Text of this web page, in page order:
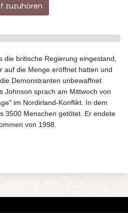
zuzuhören
die britische Regierung eingestand,
auf die Menge eröffnet hatten und
Demonstranten unbewaffnet
Johnson sprach am Mittwoch von
im Nordirland-Konflikt. In dem
3500 Menschen getötet. Er endete
von 1998.